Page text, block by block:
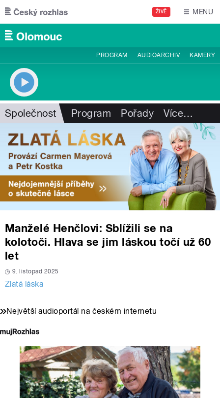
Přejít k hlavnímu obsahu
ŽIVĚ MENU
PROGRAM AUDIOARCHIV KAMERY
Společnost Program Pořady Více…
Manželé Henčlovi: Sblížili se na
kolotoči. Hlava se jim láskou točí už 60
let
9. listopad 2025
Zlatá láska
Největší audioportál na českém internetu